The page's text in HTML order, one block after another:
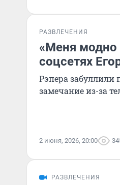
РАЗВЛЕЧЕНИЯ
«Меня модно
соцсетях
Рэпера забуллили
замечание из-за
2 июня, 2026, 20:00
РАЗВЛЕЧЕНИЯ